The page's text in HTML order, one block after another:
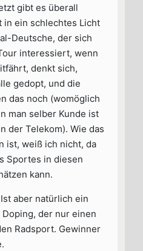
gibt es überall
in ein schlechtes Licht
Deutsche, der sich
interessiert, wenn
denkt sich,
gedopt, und die
das noch (womöglich
man selber Kunde ist
der Telekom). Wie das
ist, weiß ich nicht, da
Sportes in diesen
kann.
aber natürlich ein
der nur einen
Radsport. Gewinner